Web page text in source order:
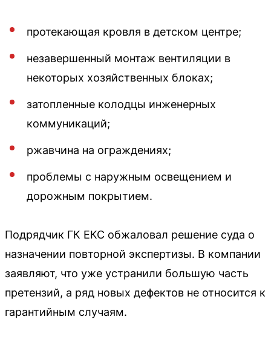
протекающая кровля в детском центре;
незавершенный монтаж вентиляции в
некоторых хозяйственных блоках;
затопленные колодцы инженерных
коммуникаций;
ржавчина на ограждениях;
проблемы с наружным освещением и
дорожным покрытием.
Подрядчик ГК ЕКС обжаловал решение суда о
назначении повторной экспертизы. В компании
заявляют, что уже устранили большую часть
претензий, а ряд новых дефектов не относится к
гарантийным случаям.